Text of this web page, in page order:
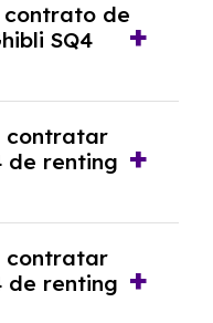
de entrada
proveedor
de viabilidad
contrato de
SQ4
por
revisar
y hablar con un
contratar
de renting
de solvencia
contratar
de renting